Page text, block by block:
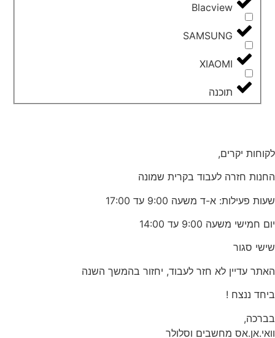
Blacview
SAMSUNG
XIAOMI
תוכנה
לקוחות יקרים,
החנות חזרה לעבוד בקרית שמונה
שעות פעילות: א-ד משעה 9:00 עד 17:00
יום חמישי משעה 9:00 עד 14:00
שישי סגור
האתר עדיין לא חזר לעבוד, יחזור בהמשך השנה
ביחד ננצח !
בברכה,
וואי.אן.אס מחשבים וסלולר